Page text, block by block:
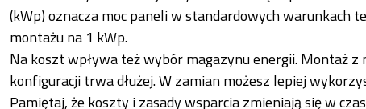
(kWp) oznacza moc paneli w standardowych
montażu na 1 kWp.
Na koszt wpływa też wybór magazynu energii. Montaż
konfiguracji trwa dłużej. W zamian możesz lepiej
Pamiętaj, że koszty i zasady wsparcia zmieniają się w